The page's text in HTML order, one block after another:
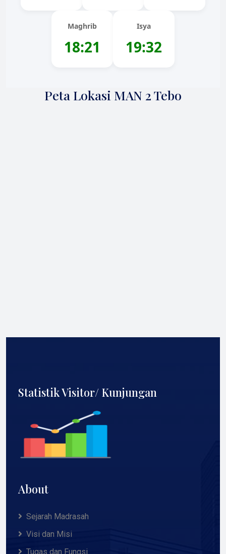
Maghrib
18:21
Isya
19:32
Peta Lokasi MAN 2 Tebo
Statistik Visitor/ Kunjungan
About
Sejarah Madrasah
Visi dan Misi
Tugas dan Fungsi